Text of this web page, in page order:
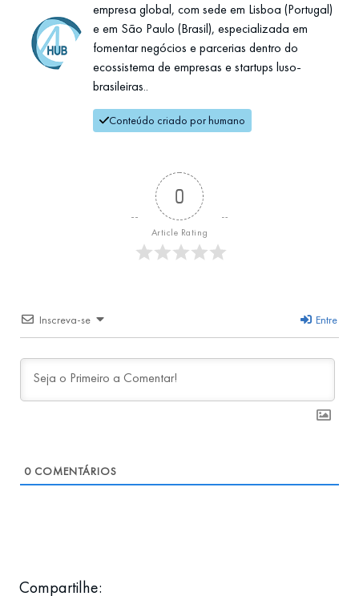
empresa global, com sede em Lisboa (Portugal)
e em São Paulo (Brasil), especializada em
fomentar negócios e parcerias dentro do
ecossistema de empresas e startups luso-
brasileiras..
Conteúdo criado por humano
0
Article Rating
Inscreva-se Entre
0 COMENTÁRIOS
Compartilhe: